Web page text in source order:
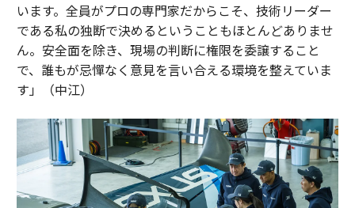
います。全員がプロの専門家だからこそ、技術リーダー
である私の独断で決めるということもほとんどありませ
ん。安全面を除き、現場の判断に権限を委譲すること
で、誰もが忌憚なく意見を言い合える環境を整えていま
す」（中江）